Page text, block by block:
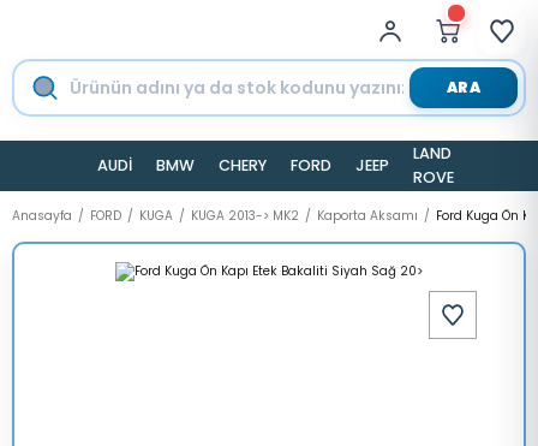
ARA
AUDİ BMW CHERY FORD JEEP
LAND
ROVER
Anasayfa FORD KUGA KUGA 2013-> MK2 Kaporta Aksamı Ford Kuga Ön